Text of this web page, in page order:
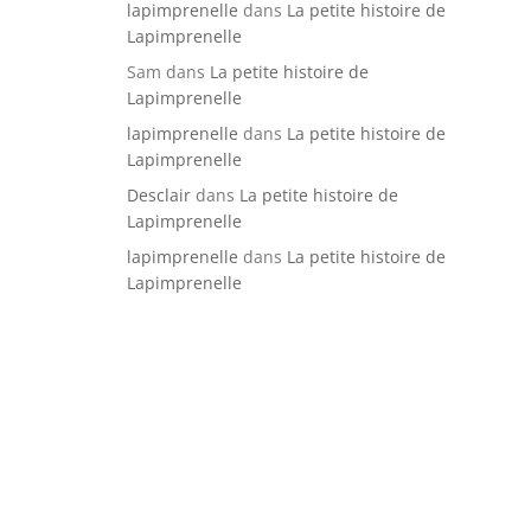
lapimprenelle dans La petite histoire de
Lapimprenelle
Sam dans La petite histoire de
Lapimprenelle
lapimprenelle dans La petite histoire de
Lapimprenelle
Desclairdans La petite histoire de
Lapimprenelle
lapimprenelle dans La petite histoire de
Lapimprenelle